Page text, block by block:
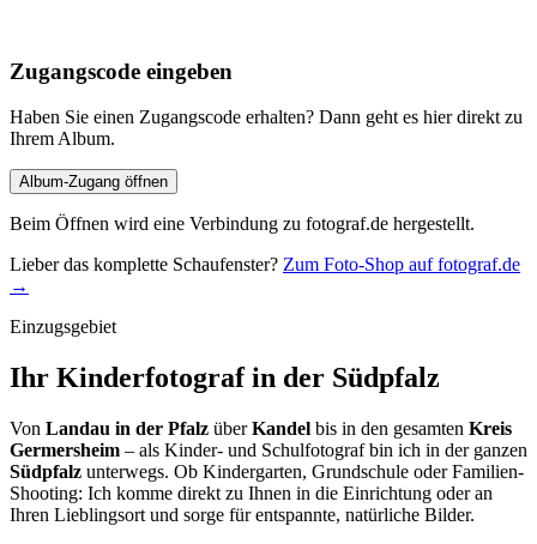
Zugangscode eingeben
Haben Sie einen Zugangscode erhalten? Dann geht es hier direkt zu
Ihrem Album.
Album-Zugang öffnen
Beim Öffnen wird eine Verbindung zu fotograf.de hergestellt.
Lieber das komplette Schaufenster? Zum Foto-Shop auf fotograf.de
→
Einzugsgebiet
Ihr Kinderfotograf in der Südpfalz
Von Landau in der Pfalz überKandel bis in den gesamten Kreis
Germersheim – als Kinder- und Schulfotograf bin ich in der ganzen
Südpfalz unterwegs. Ob Kindergarten, Grundschule oder Familien-
Shooting: Ich komme direkt zu Ihnen in die Einrichtung oder an
Ihren Lieblingsort und sorge für entspannte, natürliche Bilder.